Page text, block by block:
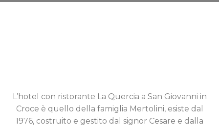
L’hotel con ristorante La Quercia a San Giovanni in
Croce è quello della famiglia Mertolini, esiste dal
1976, costruito e gestito dal signor Cesare e dalla